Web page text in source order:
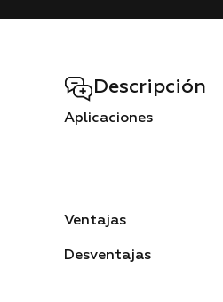
Descripción
Aplicaciones
Ventajas
Desventajas